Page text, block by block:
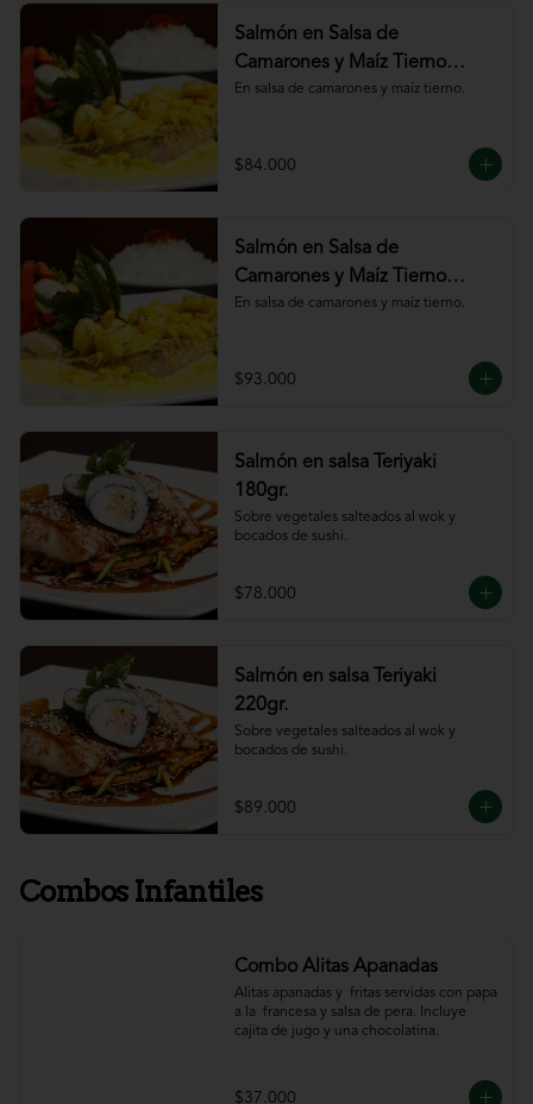
Salmón en Salsa de
Camarones y Maíz Tierno
180gr
En salsa de camarones y maíz tierno.
$84.000
Salmón en Salsa de
Camarones y Maíz Tierno
220gr
En salsa de camarones y maíz tierno.
$93.000
Salmón en salsa Teriyaki
180gr.
Sobre vegetales salteados al wok y
bocados de sushi.
$78.000
Salmón en salsa Teriyaki
220gr.
Sobre vegetales salteados al wok y
bocados de sushi.
$89.000
Combos Infantiles
Combo Alitas Apanadas
Alitas apanadas y  fritas servidas con papa
a la  francesa y salsa de pera. Incluye
cajita de jugo y una chocolatina.
$37.000